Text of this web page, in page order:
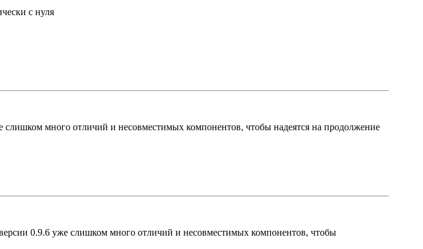
с нуля
много отличий и несовместимых компонентов, чтобы надеятся на продолжение
0.9.6 уже слишком много отличий и несовместимых компонентов, чтобы